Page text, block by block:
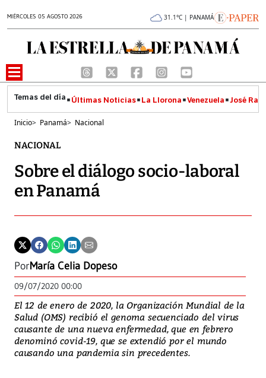
MIÉRCOLES 05 AGOSTO 2026 31.1°C | PANAMÁ
Últimas Noticias La Llorona Venezuela José
Inicio> Panamá> Nacional
NACIONAL
Sobre el diálogo socio-laboral
en Panamá
PorMaría Celia Dopeso
09/07/2020 00:00
El 12 de enero de 2020, la Organización Mundial de la
Salud (OMS) recibió el genoma secuenciado del virus
causante de una nueva enfermedad, que en febrero
denominó covid-19, que se extendió por el mundo
causando una pandemia sin precedentes.